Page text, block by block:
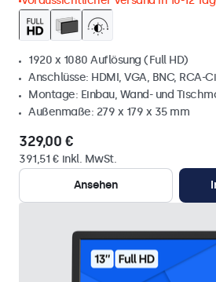
1920 x 1080 Auflösung (Full HD)
Anschlüsse: HDMI, VGA, BNC, RCA-
Montage: Einbau, Wand- und
Außenmaße: 279 x 179 x 35 mm
329,00 €
391,51 € inkl. MwSt.
Ansehen